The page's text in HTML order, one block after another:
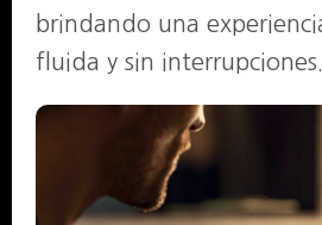
brindando una
fluida y sin interrupciones.